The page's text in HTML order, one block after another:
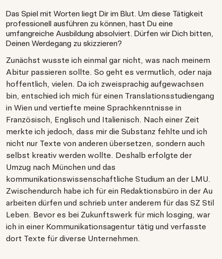
Das Spiel mit Worten liegt Dir im Blut. Um diese Tätigkeit
professionell ausführen zu können, hast Du eine
umfangreiche Ausbildung absolviert. Dürfen wir Dich bitten,
Deinen Werdegang zu skizzieren?
Zunächst wusste ich einmal gar nicht, was nach meinem
Abitur passieren sollte. So geht es vermutlich, oder naja
hoffentlich, vielen. Da ich zweisprachig aufgewachsen
bin, entschied ich mich für einen Translationsstudiengang
in Wien und vertiefte meine Sprachkenntnisse in
Französisch, Englisch und Italienisch. Nach einer Zeit
merkte ich jedoch, dass mir die Substanz fehlte und ich
nicht nur Texte von anderen übersetzen, sondern auch
selbst kreativ werden wollte. Deshalb erfolgte der
Umzug nach München und das
kommunikationswissenschaftliche Studium an der LMU.
Zwischendurch habe ich für ein Redaktionsbüro in der Au
arbeiten dürfen und schrieb unter anderem für das SZ Stil
Leben. Bevor es bei Zukunftswerk für mich losging, war
ich in einer Kommunikationsagentur tätig und verfasste
dort Texte für diverse Unternehmen.